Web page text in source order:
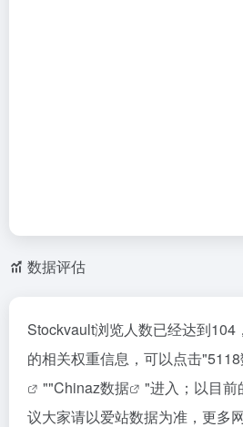
数据评估
Stockvault浏览人数已经达到104
的相关权重信息，可以点击"
""Chinaz数据
"进入；以目前
议大家请以爱站数据为准，更多